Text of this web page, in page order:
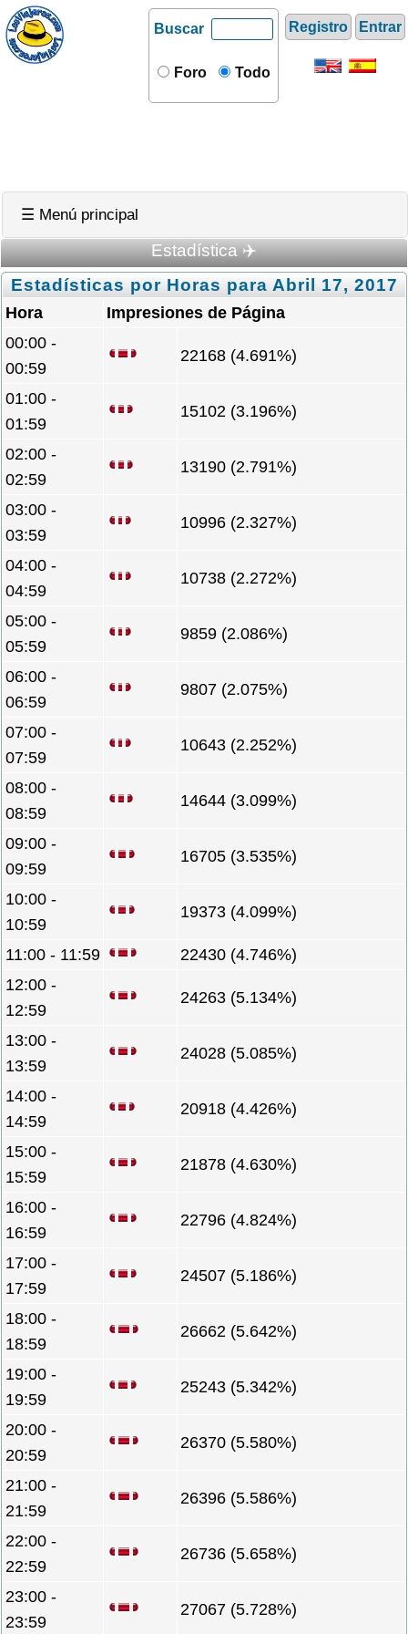
Registro Entrar
Buscar
Foro Todo
☰ Menú principal
Estadística ✈️
Estadísticas por Horas para Abril 17, 2017
Hora
Impresiones de Página
00:00 -
00:59
22168 (4.691%)
01:00 -
01:59
15102 (3.196%)
02:00 -
02:59
13190 (2.791%)
03:00 -
03:59
10996 (2.327%)
04:00 -
04:59
10738 (2.272%)
05:00 -
05:59
9859 (2.086%)
06:00 -
06:59
9807 (2.075%)
07:00 -
07:59
10643 (2.252%)
08:00 -
08:59
14644 (3.099%)
09:00 -
09:59
16705 (3.535%)
10:00 -
10:59
19373 (4.099%)
11:00 - 11:59
22430 (4.746%)
12:00 -
12:59
24263 (5.134%)
13:00 -
13:59
24028 (5.085%)
14:00 -
14:59
20918 (4.426%)
15:00 -
15:59
21878 (4.630%)
16:00 -
16:59
22796 (4.824%)
17:00 -
17:59
24507 (5.186%)
18:00 -
18:59
26662 (5.642%)
19:00 -
19:59
25243 (5.342%)
20:00 -
20:59
26370 (5.580%)
21:00 -
21:59
26396 (5.586%)
22:00 -
22:59
26736 (5.658%)
23:00 -
23:59
27067 (5.728%)